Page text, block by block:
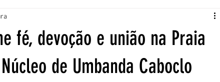
fé, devoção e união na Praia
de Umbanda Caboclo